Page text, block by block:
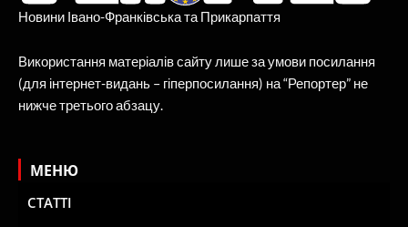
Новини Івано-Франківська та Прикарпаття
Використання матеріалів сайту лише за умови посилання
(для інтернет-видань – гіперпосилання) на “Репортер” не
нижче третього абзацу.
МЕНЮ
СТАТТІ